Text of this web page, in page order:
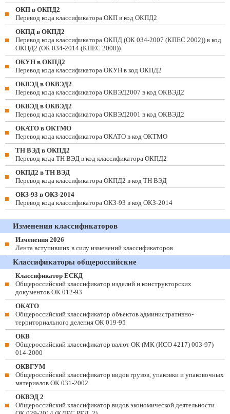
ОКП в ОКПД2
Перевод кода классификатора ОКП в код ОКПД2
ОКПД в ОКПД2
Перевод кода классификатора ОКПД (ОК 034-2007 (КПЕС 2002)) в код
ОКПД2 (ОК 034-2014 (КПЕС 2008))
ОКУН в ОКПД2
Перевод кода классификатора ОКУН в код ОКПД2
ОКВЭД в ОКВЭД2
Перевод кода классификатора ОКВЭД2007 в код ОКВЭД2
ОКВЭД в ОКВЭД2
Перевод кода классификатора ОКВЭД2001 в код ОКВЭД2
ОКАТО в ОКТМО
Перевод кода классификатора ОКАТО в код ОКТМО
ТН ВЭД в ОКПД2
Перевод кода ТН ВЭД в код классификатора ОКПД2
ОКПД2 в ТН ВЭД
Перевод кода классификатора ОКПД2 в код ТН ВЭД
ОКЗ-93 в ОКЗ-2014
Перевод кода классификатора ОКЗ-93 в код ОКЗ-2014
Изменения классификаторов
Изменения 2026
Лента вступивших в силу изменений классификаторов
Классификаторы общероссийские
Классификатор ЕСКД
Общероссийский классификатор изделий и конструкторских
документов ОК 012-93
ОКАТО
Общероссийский классификатор объектов административно-
территориального деления ОК 019-95
ОКВ
Общероссийский классификатор валют ОК (МК (ИСО 4217) 003-97)
014-2000
ОКВГУМ
Общероссийский классификатор видов грузов, упаковки и упаковочных
материалов ОК 031-2002
ОКВЭД 2
Общероссийский классификатор видов экономической деятельности